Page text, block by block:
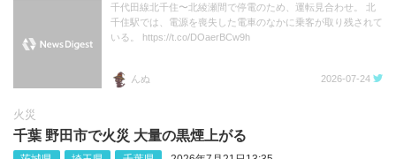
千代田線北千住〜北綾瀬間で停電のため、運転見合わせ。 北
千住駅では、電源を喪失した電車のなかに乗客が取り残されて
いる。 https://t.co/DOaerBCw9h
んぬ 2026-07-24
火災
千葉 野田市で火災 大量の黒煙上がる